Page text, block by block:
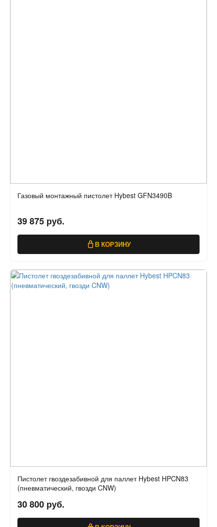
Газовый монтажный пистолет Hybest GFN3490B
39 875 руб.
В КОРЗИНУ
Пистолет гвоздезабивной для паллет Hybest HPCN83
(пневматический, гвозди CNW)
30 800 руб.